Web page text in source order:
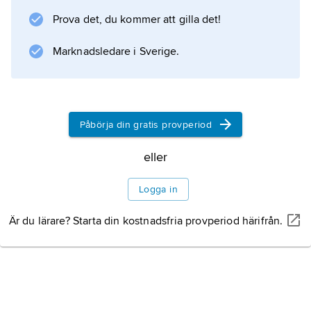
Prova det, du kommer att gilla det!
Marknadsledare i Sverige.
Påbörja din gratis provperiod
eller
Logga in
Är du lärare? Starta din kostnadsfria provperiod härifrån.